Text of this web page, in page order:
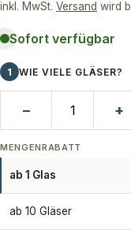
Preis
inkl. MwSt. Versand wird
Sofort verfügbar
1 WIE VIELE GLÄSER?
− +
MENGENRABATT
ab 1 Glas
ab 10 Gläser